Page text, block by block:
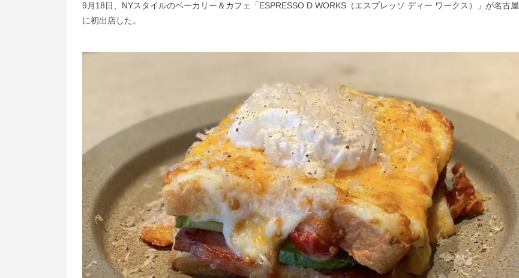
9月18日、NYスタイルのベーカリー＆カフェ「ESPRESSO D WORKS（エスプレッソ ディー ワークス）」が名古屋
に初出店した。